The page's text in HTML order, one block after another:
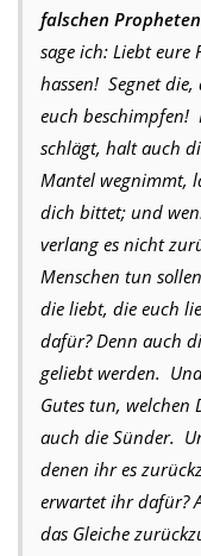
falschen
sage ich: Liebt eure
hassen! Segnet
euch beschimpfen!
schlägt, halt auch
Mantel wegnimmt,
dich bittet; und
verlang es nicht
Menschen tun
die liebt, die euch
dafür? Denn auch
geliebt werden.
Gutes tun, welchen
auch die Sünder.
denen ihr es
erwartet ihr dafür?
das Gleiche